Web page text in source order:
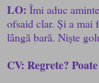
LO: Îmi aduc
ofsaid clar. Și a mai
lângă bară. Niște
CV: Regrete?